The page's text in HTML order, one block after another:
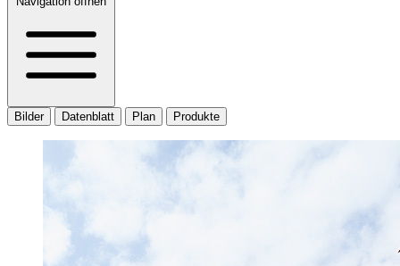
Bilder Datenblatt Plan Produkte